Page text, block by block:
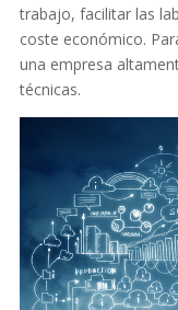
trabajo, facilitar las
coste económico.
una empresa
técnicas.